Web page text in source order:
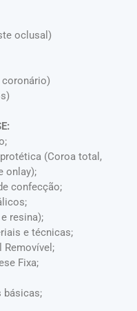
oclusal)
coronário)
(Coroa total,
onlay);
confecção;
resina);
e técnicas;
Removível;
Fixa;
básicas;